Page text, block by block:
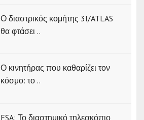
Ο διαστρικός κομήτης 3I/ATLAS
θα φτάσει ..
Ο κινητήρας που καθαρίζει τον
κόσμο: το ..
ESA: Το διαστημικό τηλεσκόπιο